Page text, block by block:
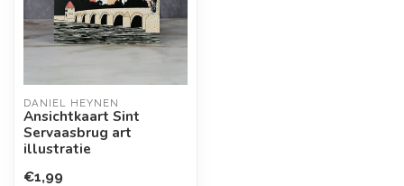
DANIEL HEYNEN
Ansichtkaart Sint
Servaasbrug art
illustratie
€1,99